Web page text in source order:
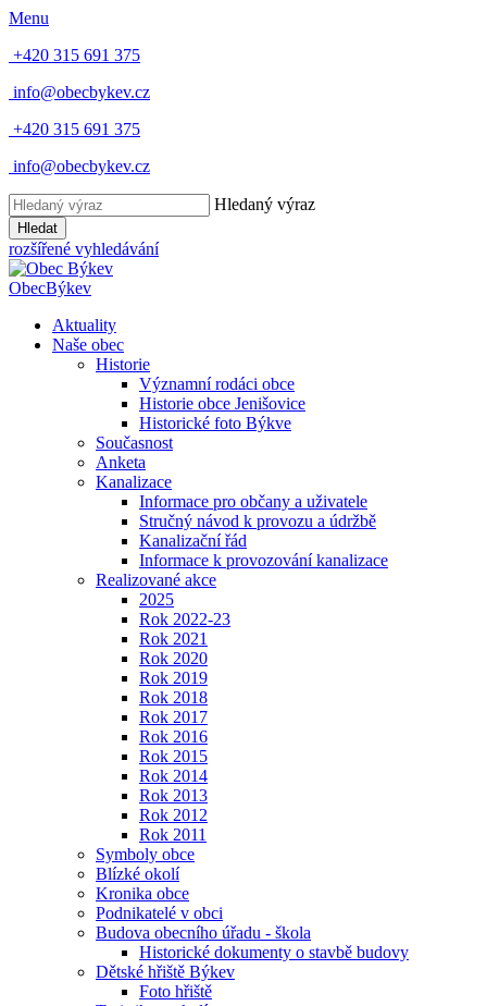
Menu
+420 315 691 375
info@obecbykev.cz
+420 315 691 375
info@obecbykev.cz
Hledaný výraz
Hledat
rozšířené vyhledávání
ObecBýkev
Aktuality
Naše obec
Historie
Významní rodáci obce
Historie obce Jenišovice
Historické foto Býkve
Současnost
Anketa
Kanalizace
Informace pro občany a uživatele
Stručný návod k provozu a údržbě
Kanalizační řád
Informace k provozování kanalizace
Realizované akce
2025
Rok 2022-23
Rok 2021
Rok 2020
Rok 2019
Rok 2018
Rok 2017
Rok 2016
Rok 2015
Rok 2014
Rok 2013
Rok 2012
Rok 2011
Symboly obce
Blízké okolí
Kronika obce
Podnikatelé v obci
Budova obecního úřadu - škola
Historické dokumenty o stavbě budovy
Dětské hřiště Býkev
Foto hřiště